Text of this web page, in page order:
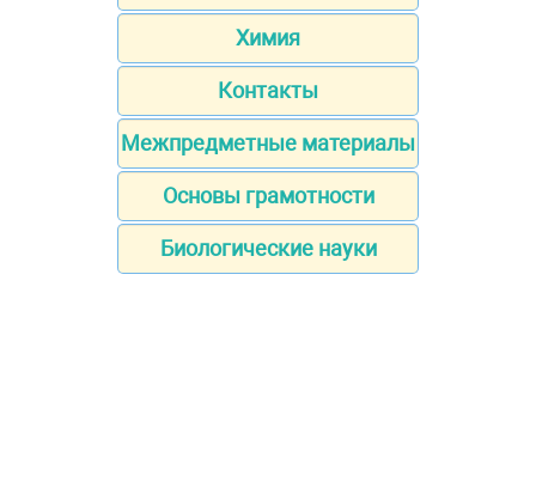
Химия
Контакты
Межпредметные материалы
Основы грамотности
Биологические науки